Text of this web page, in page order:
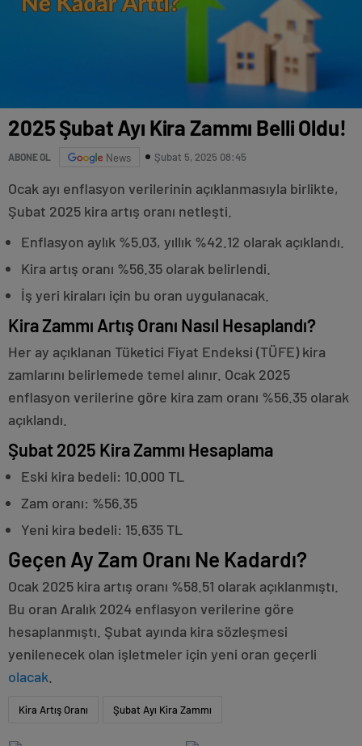
2025 Şubat Ayı Kira Zammı Belli Oldu!
ABONE OL News Şubat 5, 2025 08:45
Ocak ayı enflasyon verilerinin açıklanmasıyla birlikte,
Şubat 2025 kira artış oranı netleşti.
Enflasyon aylık %5.03, yıllık %42.12 olarak açıklandı.
Kira artış oranı %56.35 olarak belirlendi.
İş yeri kiraları için bu oran uygulanacak.
Kira Zammı Artış Oranı Nasıl Hesaplandı?
Her ay açıklanan Tüketici Fiyat Endeksi (TÜFE) kira
zamlarını belirlemede temel alınır. Ocak 2025
enflasyon verilerine göre kira zam oranı %56.35 olarak
açıklandı.
Şubat 2025 Kira Zammı Hesaplama
Eski kira bedeli: 10.000 TL
Zam oranı: %56.35
Yeni kira bedeli: 15.635 TL
Geçen Ay Zam Oranı Ne Kadardı?
Ocak 2025 kira artış oranı %58.51 olarak açıklanmıştı.
Bu oran Aralık 2024 enflasyon verilerine göre
hesaplanmıştı. Şubat ayında kira sözleşmesi
yenilenecek olan işletmeler için yeni oran geçerli
olacak
Kira Artış Oranı Şubat Ayı Kira Zammı